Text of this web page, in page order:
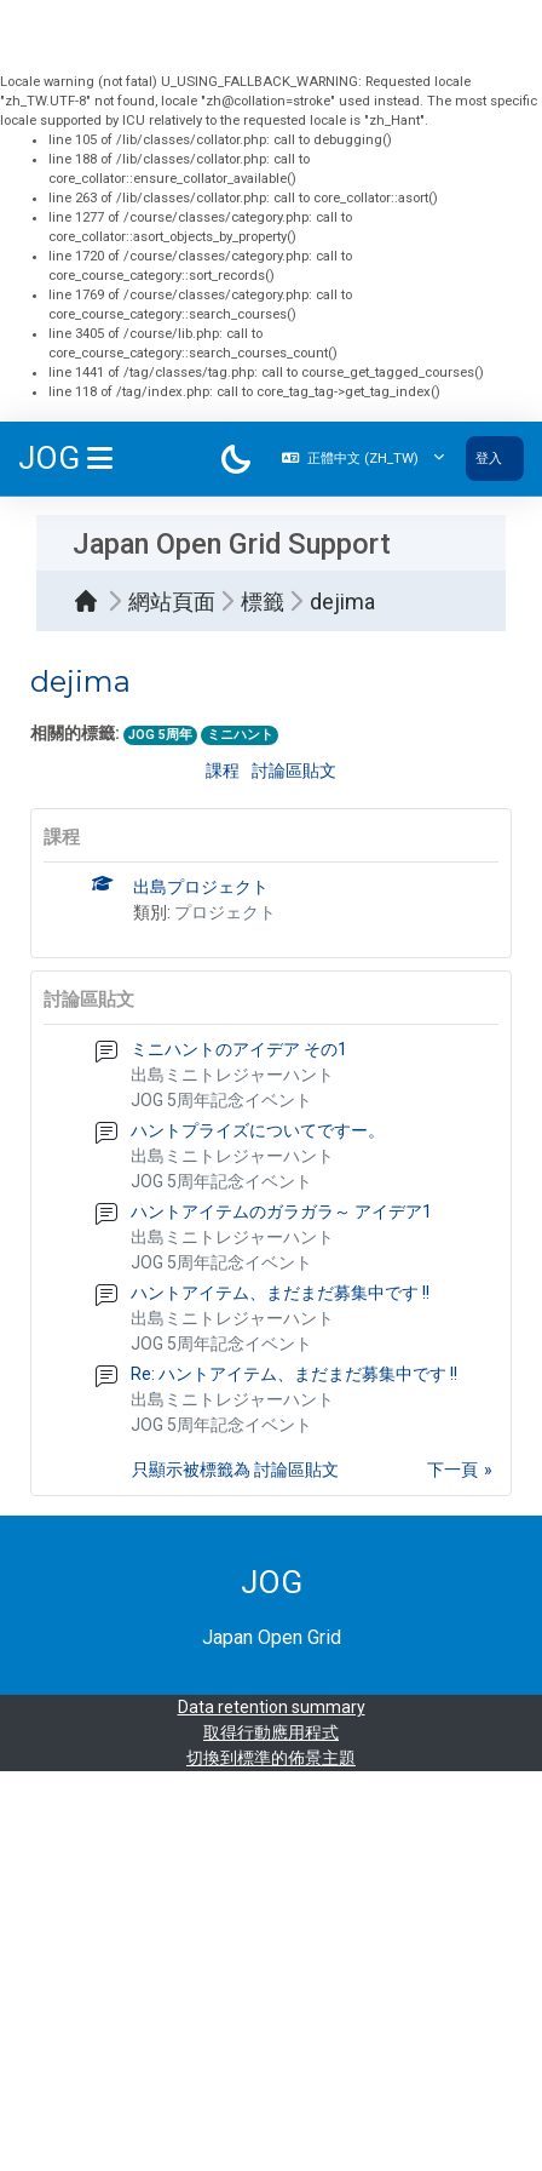
Locale warning (not fatal) U_USING_FALLBACK_WARNING: Requested locale
"zh_TW.UTF-8" not found, locale "zh@collation=stroke" used instead. The most specific
locale supported by ICU relatively to the requested locale is "zh_Hant".
line 105 of /lib/classes/collator.php: call to debugging()
line 188 of /lib/classes/collator.php: call to
core_collator::ensure_collator_available()
line 263 of /lib/classes/collator.php: call to core_collator::asort()
line 1277 of /course/classes/category.php: call to
core_collator::asort_objects_by_property()
line 1720 of /course/classes/category.php: call to
core_course_category::sort_records()
line 1769 of /course/classes/category.php: call to
core_course_category::search_courses()
line 3405 of /course/lib.php: call to
core_course_category::search_courses_count()
line 1441 of /tag/classes/tag.php: call to course_get_tagged_courses()
line 118 of /tag/index.php: call to core_tag_tag->get_tag_index()
JOG 正體中文 ‎(ZH_TW)‎ 登入
Japan Open Grid Support
網站頁面 標籤 dejima
dejima
相關的標籤: JOG 5周年 ミニハント
課程 討論區貼文
課程
出島プロジェクト
類別: プロジェクト
討論區貼文
ミニハントのアイデア その1
出島ミニトレジャーハント
JOG 5周年記念イベント
ハントプライズについてですー。
出島ミニトレジャーハント
JOG 5周年記念イベント
ハントアイテムのガラガラ～ アイデア1
出島ミニトレジャーハント
JOG 5周年記念イベント
ハントアイテム、まだまだ募集中です !!
出島ミニトレジャーハント
JOG 5周年記念イベント
Re: ハントアイテム、まだまだ募集中です !!
出島ミニトレジャーハント
JOG 5周年記念イベント
下一頁
只顯示被標籤為 討論區貼文
JOG
Japan Open Grid
Data retention summary
取得行動應用程式
切換到標準的佈景主題